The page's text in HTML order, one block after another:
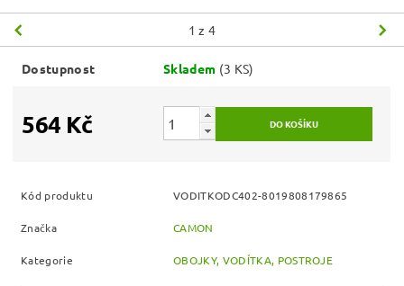
1 z 4
Dostupnost Skladem (3 KS)
564 Kč
Kód produktu VODITKODC402-8019808179865
Značka CAMON
Kategorie OBOJKY, VODÍTKA, POSTROJE